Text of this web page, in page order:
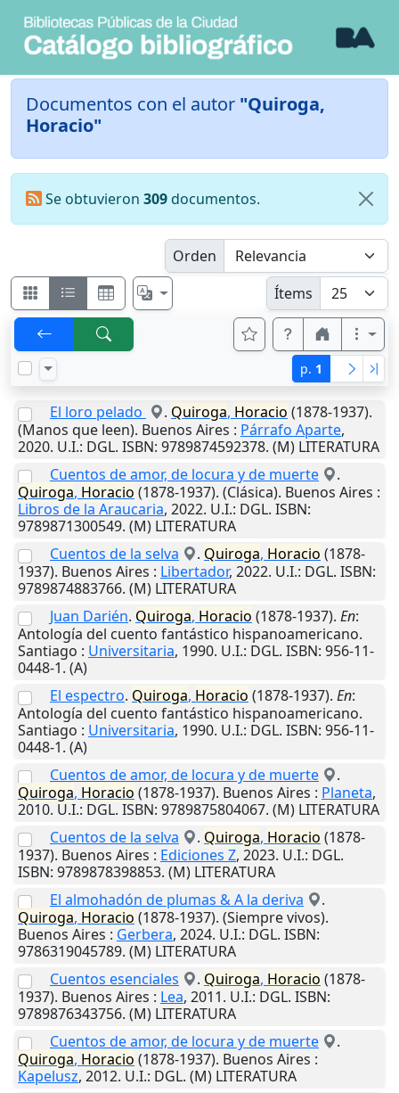
Documentos con el autor "Quiroga,
Horacio"
Se obtuvieron 309documentos.
Orden
Ítems
p. 1
El loro pelado . Quiroga, Horacio (1878-1937).
(Manos que leen). Buenos Aires : Párrafo Aparte,
2020. U.I.: DGL. ISBN: 9789874592378. (M) LITERATURA
Cuentos de amor, de locura y de muerte
.
Quiroga, Horacio (1878-1937). (Clásica). Buenos Aires :
Libros de la Araucaria, 2022. U.I.: DGL. ISBN:
9789871300549. (M) LITERATURA
Cuentos de la selva
. Quiroga, Horacio (1878-
1937). Buenos Aires : Libertador, 2022. U.I.: DGL. ISBN:
9789874883766. (M) LITERATURA
Juan Darién. Quiroga, Horacio (1878-1937). En:
Antología del cuento fantástico hispanoamericano.
Santiago : Universitaria, 1990. U.I.: DGL. ISBN: 956-11-
0448-1. (A)
El espectro. Quiroga, Horacio (1878-1937). En:
Antología del cuento fantástico hispanoamericano.
Santiago : Universitaria, 1990. U.I.: DGL. ISBN: 956-11-
0448-1. (A)
Cuentos de amor, de locura y de muerte
.
Quiroga, Horacio (1878-1937). Buenos Aires : Planeta,
2010. U.I.: DGL. ISBN: 9789875804067. (M) LITERATURA
Cuentos de la selva
. Quiroga, Horacio (1878-
1937). Buenos Aires : Ediciones Z, 2023. U.I.: DGL.
ISBN: 9789878398853. (M) LITERATURA
El almohadón de plumas & A la deriva
.
Quiroga, Horacio (1878-1937). (Siempre vivos).
Buenos Aires : Gerbera, 2024. U.I.: DGL. ISBN:
9786319045789. (M) LITERATURA
Cuentos esenciales
. Quiroga, Horacio (1878-
1937). Buenos Aires : Lea, 2011. U.I.: DGL. ISBN:
9789876343756. (M) LITERATURA
Cuentos de amor, de locura y de muerte
.
Quiroga, Horacio (1878-1937). Buenos Aires :
Kapelusz, 2012. U.I.: DGL. (M) LITERATURA